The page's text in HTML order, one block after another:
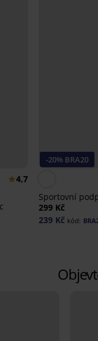
4,7
-20% BRA20
Sportovní
299 Kč
239 Kč kód: